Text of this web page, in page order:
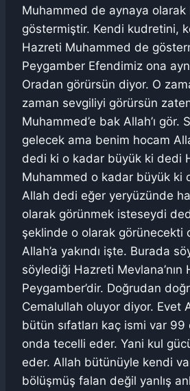
Muhammed de aynaya olarak
göstermiştir. Kendi kudretini,
Hazreti Muhammed de
Peygamber Efendimiz ona
Oradan görürsün diyor. O
zaman sevgiliyi görürsün
Muhammed’e bak Allah’ı gör.
gelecek ama benim hocam
dedi ki o kadar büyük ki dedi
Muhammed o kadar büyük ki
Allah dedi eğer yeryüzünde
olarak görünmek isteseydi
şeklinde o olarak görünecekti
Allah’a yakındı işte. Burada
söylediği Hazreti Mevlana’nın
Peygamber’dir. Doğrudan
Cemalullah oluyor diyor. Evet
bütün sıfatları kaç ismi var 99
onda tecelli eder. Yani kul
eder. Allah bütünüyle kendi
bölüşmüş falan değil yanlış